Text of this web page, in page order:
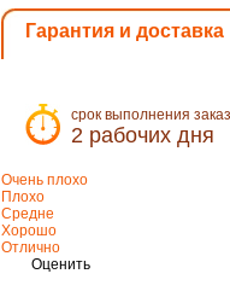
Гарантия и доставка
срок выполнения
2 рабочих дня
Очень плохо
Плохо
Средне
Хорошо
Отлично
Оценить